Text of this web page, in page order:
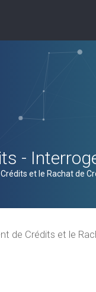
-
et le Rachat de
de Crédits et le